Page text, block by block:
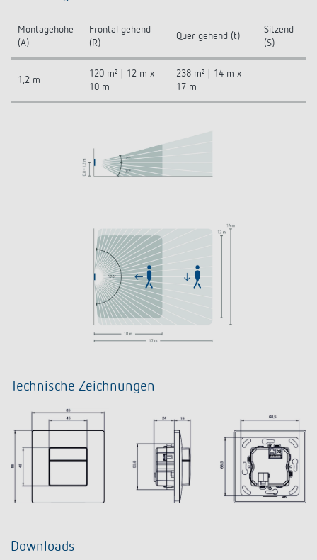
Montagehöhe
(A)
Frontal gehend
(R)
Quer gehend (t)
Sitzend
(S)
1,2 m
120 m² | 12 m x
10 m
238 m² | 14 m x
17 m
Technische Zeichnungen
Downloads